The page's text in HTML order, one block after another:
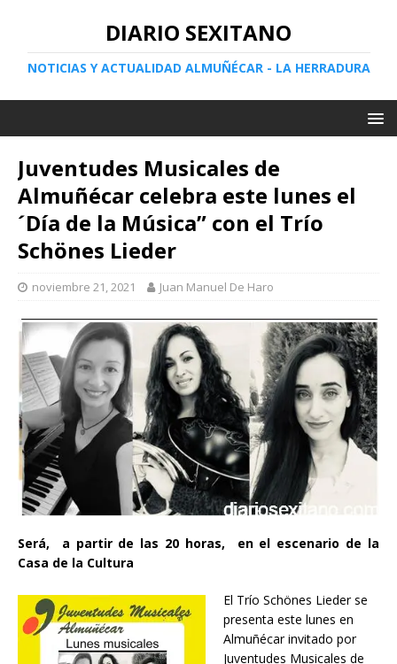
DIARIO SEXITANO
NOTICIAS Y ACTUALIDAD ALMUÑÉCAR - LA HERRADURA
Juventudes Musicales de
Almuñécar celebra este lunes el
´Día de la Música” con el Trío
Schönes Lieder
noviembre 21, 2021 Juan Manuel De Haro
Será, a partir de las 20 horas, en el escenario de la
Casa de la Cultura
El Trío Schönes Lieder se
presenta este lunes en
Almuñécar invitado por
Juventudes Musicales de